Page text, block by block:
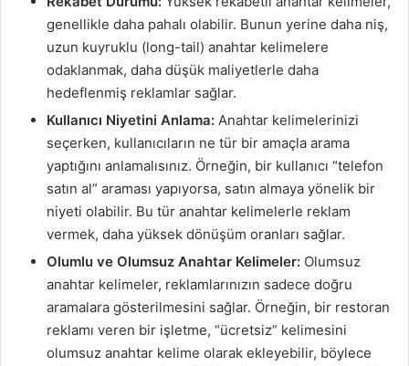
genellikle daha pahalı olabilir. Bunun yerine daha niş,
uzun kuyruklu (long-tail) anahtar kelimelere
odaklanmak, daha düşük maliyetlerle daha
hedeflenmiş reklamlar sağlar.
Kullanıcı Niyetini Anlama: Anahtar kelimelerinizi
seçerken, kullanıcıların ne tür bir amaçla arama
yaptığını anlamalısınız. Örneğin, bir kullanıcı “telefon
satın al” araması yapıyorsa, satın almaya yönelik bir
niyeti olabilir. Bu tür anahtar kelimelerle reklam
vermek, daha yüksek dönüşüm oranları sağlar.
Olumlu ve Olumsuz Anahtar Kelimeler: Olumsuz
anahtar kelimeler, reklamlarınızın sadece doğru
aramalara gösterilmesini sağlar. Örneğin, bir restoran
reklamı veren bir işletme, “ücretsiz” kelimesini
olumsuz anahtar kelime olarak ekleyebilir, böylece